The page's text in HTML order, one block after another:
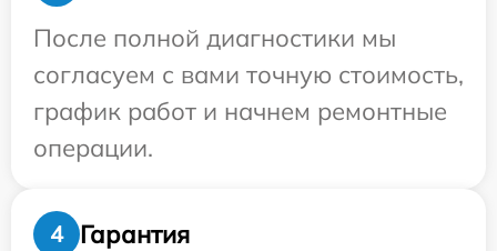
После полной диагностики мы
согласуем с вами точную стоимость,
график работ и начнем ремонтные
операции.
4
Гарантия